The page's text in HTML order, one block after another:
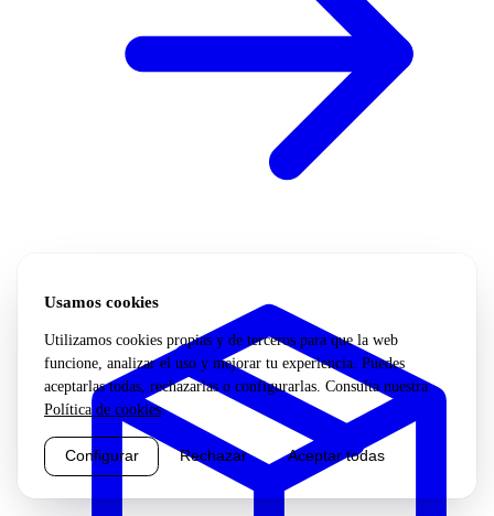
Usamos cookies
Utilizamos cookies propias y de terceros para que la web
funcione, analizar el uso y mejorar tu experiencia. Puedes
aceptarlas todas, rechazarlas o configurarlas. Consulta nuestra
Política de cookies.
Configurar Rechazar Aceptar todas